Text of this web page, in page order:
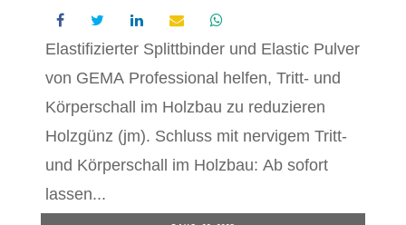
Elastifizierter Splittbinder und Elastic Pulver
von GEMA Professional helfen, Tritt- und
Körperschall im Holzbau zu reduzieren
Holzgünz (jm). Schluss mit nervigem Tritt-
und Körperschall im Holzbau: Ab sofort
lassen...